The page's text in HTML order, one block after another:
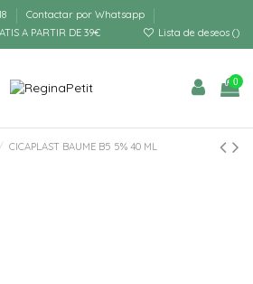
Contactar por Whatsapp
A PARTIR DE 39€
Lista de deseos ()
0
CICAPLAST BAUME B5 5% 40 ML